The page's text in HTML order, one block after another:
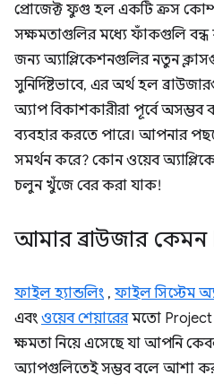
প্রোজেক্ট ফুগু হল একটি ক্রস
সক্ষমতাগুলির মধ্যে ফাঁকগুলি
জন্য অ্যাপ্লিকেশনগুলির নতুন
সুনির্দিষ্টভাবে, এর অর্থ হল
অ্যাপ বিকাশকারীরা পূর্বে অসম্ভব
ব্যবহার করতে পারে। আপনার
সমর্থন করে? কোন ওয়েব
চলুন খুঁজে বের করা যাক!
আমার ব্রাউজার কেমন
ফাইল হ্যান্ডলিং , ফাইল সিস্টেম
এবং ওয়েব শেয়ারেরমতো Project
ক্ষমতা নিয়ে এসেছে যা আপনি কেবল
অ্যাপগুলিতেই সম্ভব বলে আশা